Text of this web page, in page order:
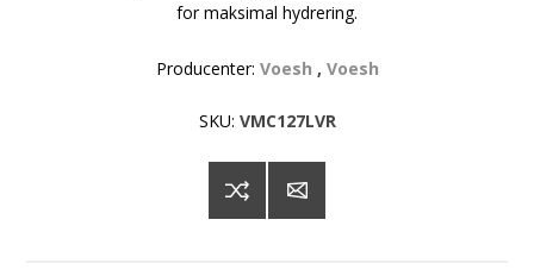
for maksimal hydrering.
Producenter: Voesh , Voesh
SKU: VMC127LVR